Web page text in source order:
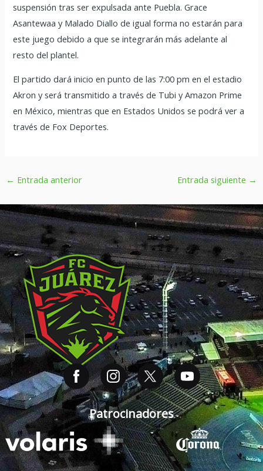
suspensión tras ser expulsada ante Puebla. Grace
Asantewaa y Malado Diallo de igual forma no estarán para
este juego debido a que se integrarán más adelante al
resto del plantel.
El partido dará inicio en punto de las 7:00 pm en el estadio
Akron y será transmitido a través de Tubi y Amazon Prime
en México, mientras que en Estados Unidos se podrá ver a
través de Fox Deportes.
← Entrada anterior Entrada siguiente →
Patrocinadores